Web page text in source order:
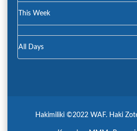
This Week
All Days
Hakimiliki ©2022 WAF. Haki